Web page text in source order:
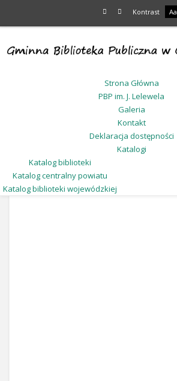
Kontrast Aa
Strona Główna
PBP im. J. Lelewela
Galeria
Kontakt
Deklaracja dostępności
Katalogi
Katalog biblioteki
Katalog centralny powiatu
Katalog biblioteki wojewódzkiej
Jesteś tutaj: Start Galeria